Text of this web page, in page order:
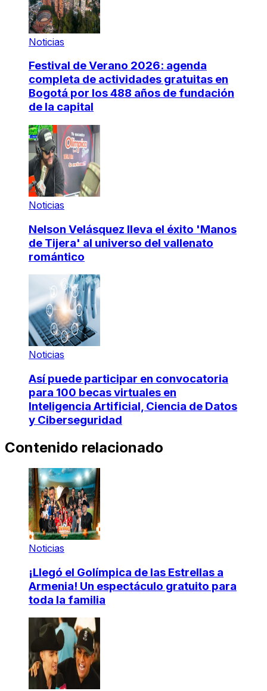
Noticias
Festival de Verano 2026: agenda
completa de actividades gratuitas en
Bogotá por los 488 años de fundación
de la capital
Noticias
Nelson Velásquez lleva el éxito 'Manos
de Tijera' al universo del vallenato
romántico
Noticias
Así puede participar en convocatoria
para 100 becas virtuales en
Inteligencia Artificial, Ciencia de Datos
y Ciberseguridad
Contenido relacionado
Noticias
¡Llegó el Golímpica de las Estrellas a
Armenia! Un espectáculo gratuito para
toda la familia